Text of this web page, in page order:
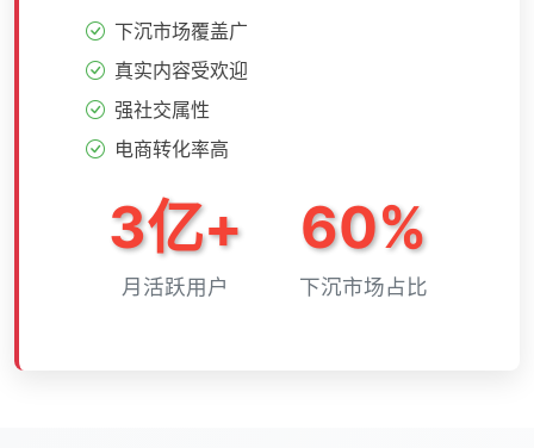
下沉市场覆盖广
真实内容受欢迎
强社交属性
电商转化率高
3亿+
月活跃用户
60%
下沉市场占比